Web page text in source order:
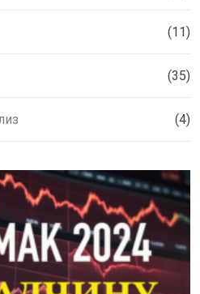
(11)
(35)
(4)